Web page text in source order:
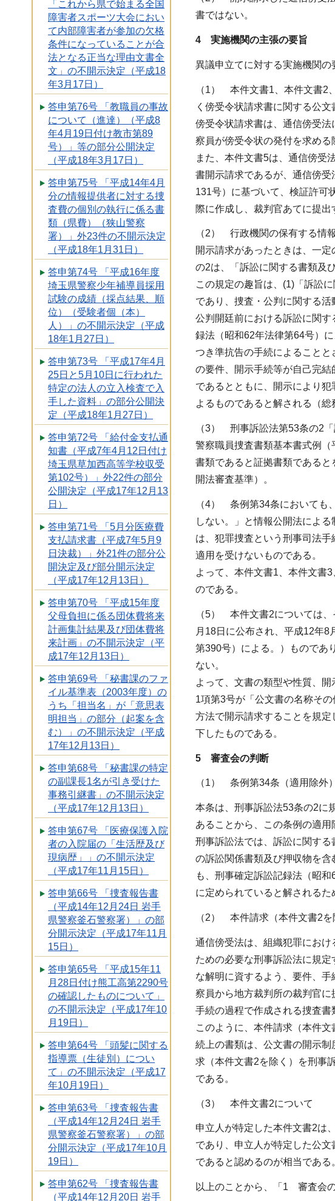
「これから県で始まる全国
障害者スポーツ大会におい
て内部障害者が参加の欠格
条件になっていることが合
法となる正当な理由文書全
文」の不開示決定（平成18
年3月17日）
答申第76号 「教職員の事故
について（進達）（平成8
年4月19日付け教市第89
号）」等の部分公開決定
（平成18年3月17日）
答申第75号 「平成14年4月
分の情報提供者に対する捜
査費の個別の執行に係る書
類（県費）（狭山警察
署）」外23件の不開示決定
（平成18年1月31日）
答申第74号 「平成16年度
埼玉県警察少年補導員採用
試験の成績（採点結果、順
位）（受験者個（本）
人）」の不開示決定（平成
18年1月27日）
答申第73号 「平成17年4月
25日と5月10日に行われた
特定の法人の立入検査で入
手した資料」の部分公開決
定（平成18年1月27日）
答申第72号 「給付金支払通
知書（平成7年4月12日付け
埼玉県草加西高等学校収受
第102号）」外22件の部分
公開決定（平成17年12月13
日）
答申第71号 「5月分医療費
支払請求書（平成7年5月9
日決裁）」外21件の部分公
開決定及び部分開示決定
（平成17年12月13日）
答申第70号 「平成15年度
父母負担に係る団体費将来
計画集計結果及び団体費将
来計画」の不開示決定（平
成17年12月13日）
答申第69号 「秘書課のファ
イル基準表（2003年度）の
うち「担当名」が「意思表
明担当」の部分（起案を含
む）」の不開示決定（平成
17年12月13日）
答申第68号 「秘書課の特定
の副課長1名が引き受けた
事務引継書」の不開示決定
（平成17年12月13日）
答申第67号 「医療保護入院
者の入院届の「生活歴及び
現病歴」」の不開示決定
（平成17年11月15日）
答申第66号 「捜査報告書
（平成14年12月24日 岩手
県警察釜石警察署）」の部
分開示決定（平成17年11月
15日）
答申第65号 「平成15年11
月28日付け熊工高第2290号
の確認したものについて」
の不開示決定（平成17年10
月19日）
答申第64号 「頭髪に関する
指導票（生徒別）につい
て」の不開示決定（平成17
年10月19日）
答申第63号 「捜査報告書
（平成14年12月24日 岩手
県警察釜石警察署）」の部
分開示決定（平成17年10月
19日）
答申第62号 「捜査報告書
（平成14年12月20日 岩手
書ではない。
4 実施機関の主張の要旨
異議申立てに対する実施機関の
（1） 本件文書1、本件文書2
く傍受令状請求書に関する公文
傍受令状請求書は、通信傍受
察員が傍受令状の発付を求める
また、本件文書5は、通信傍受
書開示請求であるが、通信傍
131号）に基づいて、検証許可
際に作成し、裁判官あてに提出
（2） 行政機関の保有する情
開示請求があったときは、一
の2は、「訴訟に関する書類及
この規定の趣旨は、(1)「訴訟
であり、捜査・公判に関する
公判開廷前における訴訟に関
録法（昭和62年法律第64号）
つき準抗告の手続によること
の要件、開示手続等が自己完
であるとともに、開示により
よるものであると解される（総
（3） 刑事訴訟法第53条の2
警察職員捜査書類基本書式例
書類であると証拠書類である
開法審査基準）。
（4） 条例第34条においても
しない。」と情報公開法によ
は、犯罪捜査という刑事司法
適用を受けないものである。
よって、本件文書1、本件文書
のである。
（5） 本件文書2については
月18日に公布され、平成12年
第390号）による。）ものであ
ない。
よって、文書の類型や性質、
1項第3号が「公文書の名称そ
方法で開示請求することを規
下したものである。
5 審査会の判断
（1） 条例第34条（適用除外
本条は、刑事訴訟法53条の2に
あることから、この条例の適用
刑事訴訟法では、訴訟に関す
の訴訟関係書類及び押収物を
も、刑事確定訴訟記録法（昭
に定められていると解されるた
（2） 本件請求（本件文書2
通信傍受法は、組織犯罪にお
ための必要な刑事訴訟法に規
な解明に資するよう、要件、
察員から地方裁判所の裁判官
手続の過程で作成される捜査書
このように、本件請求（本件
続上の書類は、公文書の開示
求（本件文書2を除く）を刑事
である。
（3） 本件文書2について
申立人が特定した本件文書2は
であり、申立人が特定した公
であると認めるのが相当である
以上のことから、「1 審査会